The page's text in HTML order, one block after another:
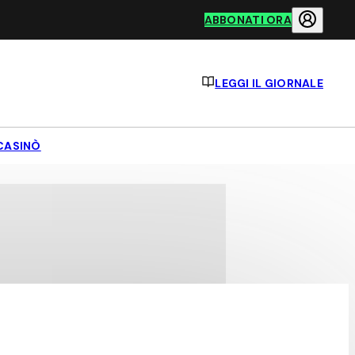
ABBONATI ORA
LEGGI IL GIORNALE